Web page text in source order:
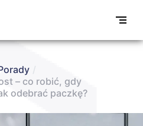
/
– co robić, gdy
odebrać paczkę?